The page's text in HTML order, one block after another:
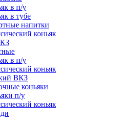
в п/у
в тубе
напитки
коньяк
в п/у
коньяк
ВКЗ
коньяки
п/у
коньяк